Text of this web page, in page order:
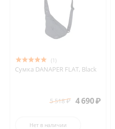
(1)
Сумка DANAPER FLAT, Black
5 518₽ 4 690₽
Нет в наличии